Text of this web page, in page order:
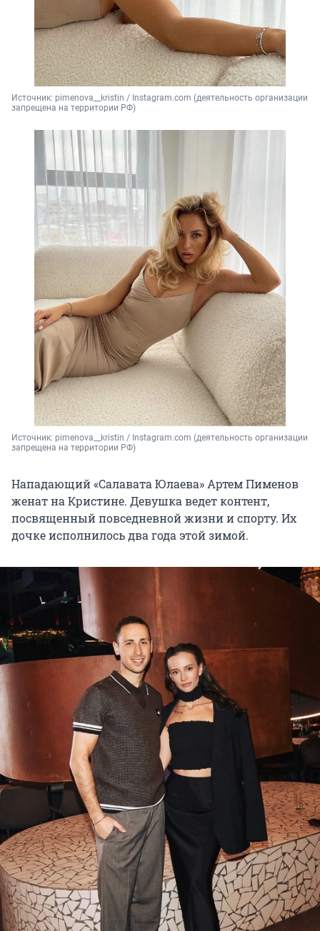
Источник: pimenova__kristin / Instagram.com (деятельность организации
запрещена на территории РФ)
Источник: pimenova__kristin / Instagram.com (деятельность организации
запрещена на территории РФ)
Нападающий «Салавата Юлаева» Артем Пименов
женат на Кристине. Девушка ведет контент,
посвященный повседневной жизни и спорту. Их
дочке исполнилось два года этой зимой.